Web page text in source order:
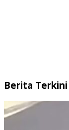
Berita Terkini